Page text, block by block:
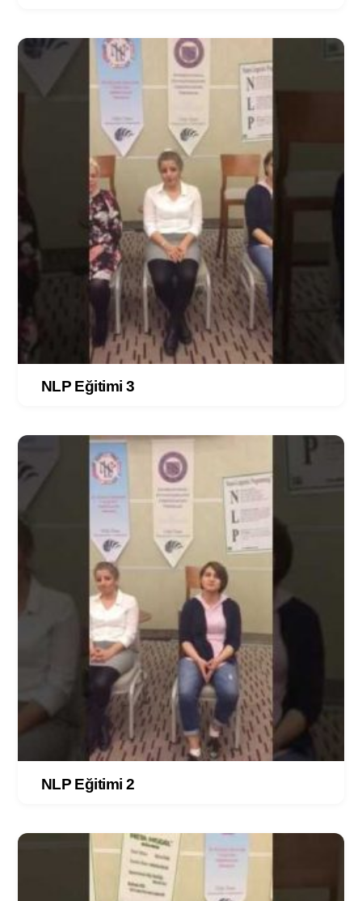
NLP Eğitimi 3
NLP Eğitimi 2